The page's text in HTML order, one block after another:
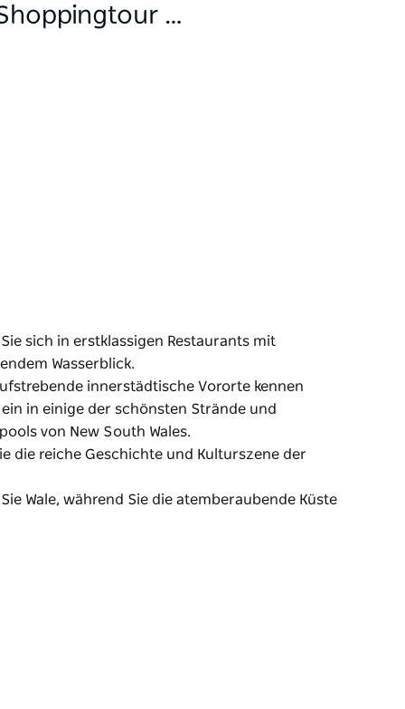
…
sich in erstklassigen Restaurants mit
Wasserblick.
innerstädtische Vororte kennen
ein in einige der schönsten Strände und
von New South Wales.
die reiche Geschichte und Kulturszene der
Wale, während Sie die atemberaubende Küste